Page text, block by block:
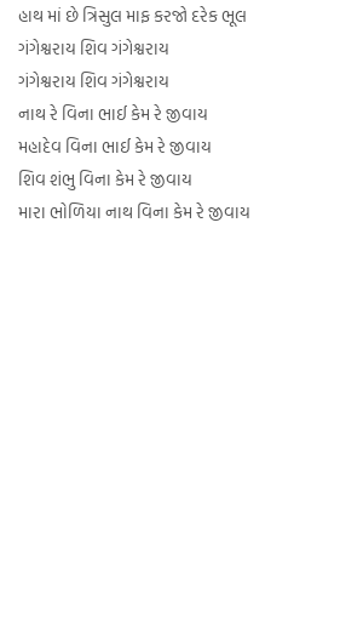
હાથ માં છે ત્રિસુલ માફ કરજો દરેક ભૂલ
ગંગેશ્વરાય શિવ ગંગેશ્વરાય
ગંગેશ્વરાય શિવ ગંગેશ્વરાય
નાથ રે વિના ભાઈ કેમ રે જીવાય
મહાદેવ વિના ભાઈ કેમ રે જીવાય
શિવ શંભુ વિના કેમ રે જીવાય
મારા ભોળિયા નાથ વિના કેમ રે જીવાય